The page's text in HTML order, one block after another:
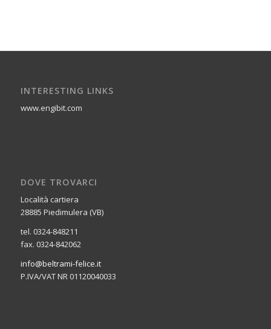
INTERESTING LINKS
www.engibit.com
DOVE TROVARCI
Località cartiera
28885 Piedimulera (VB)
tel. 0324-848211
fax. 0324-842062
info@beltrami-felice.it
P.IVA/VAT NR 01120040033